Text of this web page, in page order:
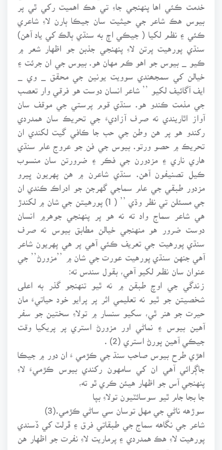
خدمت ڪئي اها پنهنجي جاءِ تي هڪ اهميت رکي ٿي پر
بيوس هڪ شاعر جي حيثيت سان جيڪا ٻارن لاءِ شاعري
ڪئي ۽ نظم لکيا ( جيڪي اڄ به سنڌي ٻالڪ کي ياد آهن)
سنڌي پورهيت پرتن لاءِ پنهنجي جذبن جو اظهار شعر ۾
ڪيو _ بيوس جو اهو ڪم مهان هو. بيوس جي ان جرئت ۽
خيالن کي سمجھندي سوويت يونين جي محقق _ وي _
ايف آگائيف لکيو ’’ شاعر انسان دوست هو فرقي وار تعصب
جي مذمت ڪندو هو. سنڌي قوم پرستي جي موقف سان
آواز اٿاريندي نه صرف آزاديءَ جي تحريڪ سان همدردي
رکندو هو پر هن وطن جي حب جا ڪافي گيت لکندي ان
تحريڪ ۾ حصو ورتو. بيوس جي فن جو عروج عام سنڌي
هاري ناري ۽ مزدورن جي فڪر ۽ ضرورتن سان منسوب
ڪيل تصنيفون آهن. سنڌي شاعرن ۾ هن پهريون ڀيرو
مزدور طبقي جي عام سماجي گهرجن جو ادراڪ ڪندي ان
جي مسئلن تي نظر وڌي ’’ ( 1) پورهيتن جي شان ۾ لکندڙ
هي شاعر سماج واد ته نه هو پر پنهنجي جوهر۾ انسان
دوست ضرور هو منهنجي خيالن مطابق بيوس نه صرف
سنڌي پورهيت جي تعريف ڪئي آهي پر هي پهريون شاعر
آهي جنهن سنڌي پورهيت عورت جي شان ۾ ’’مزورڻ’’ جي
عنوان سان نظم لکيو آهي، بقول سندس ته:
زندگي جي اوچ طبقن ۾ نه ٿيو تنهنجو گذر به اعلى
شخصيتن جو ٿيو نه تعليمي اثر پر پرايو خود حياتيءَ مان
حيرت جو هنر ٿي، سکيو سنسار ۾ تولاءِ سختين جو سفر
آهين بيوس ۽ نماڻي اور مزورڻ استري پر پريکيا وقت
جيڪي آهين پورڻ استري (2) .
اهڙي طرح بيوس صاحب سنڌ جي ڪڙمي ءَ ان دور ۾ جيڪا
جاڳرائي آهي ان کي سامهون رکندي بيوس ڪڙميءَ لاءِ
پنهنجي آس جو اظهار هيئن ڪري ٿو ته،
جا بجا جام ٿيو سوسائٽيون تولاءِ بپا
سوڙهه ناڻي جي مهل توسان سي ساڻي ڪڙمي.(3)
شاعر جي نگاهه سماج جي طبقاتي فرق ۽ ڦرلٽ کي ڏسندي
پورهيت لاءِ هڪ همدردي ۽ پرماريت لاءِ نفرت جو اظهار هن
ريت ڪري ٿو: